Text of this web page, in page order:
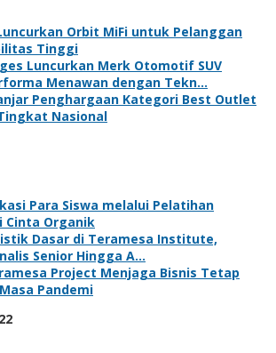
Orbit MiFi untuk Pelanggan
Tinggi
Luncurkan Merk Otomotif SUV
Menawan dengan Tekn…
Penghargaan Kategori Best Outlet
Nasional
Para Siswa melalui Pelatihan
Cinta Organik
Dasar di Teramesa Institute,
Senior Hingga A…
Project Menjaga Bisnis Tetap
Pandemi